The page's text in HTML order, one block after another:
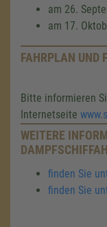
am 26.
am 17.
FAHRPLAN UND
Bitte informieren
Internetseite
WEITERE
finden Sie
finden Sie